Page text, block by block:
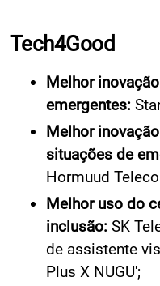
Tech4Good
Melhor
emergentes:
Melhor
situações de
Hormuud
Melhor uso do
inclusão: SK
de assistente
Plus X NUGU';